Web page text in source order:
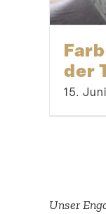
der
15.
Unser